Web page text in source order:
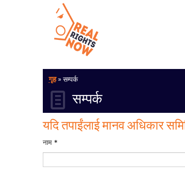
गृह » सम्पर्क
सम्पर्क
यदि तपाईंलाई मानव अधिकार
नाम *